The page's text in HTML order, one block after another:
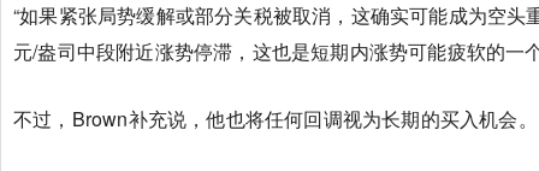
“如果紧张局势缓解或部分关税被取消，这确实可能成为空
元/盎司中段附近涨势停滞，这也是短期内涨势可能疲软的一
不过，Brown补充说，他也将任何回调视为长期的买入机会。